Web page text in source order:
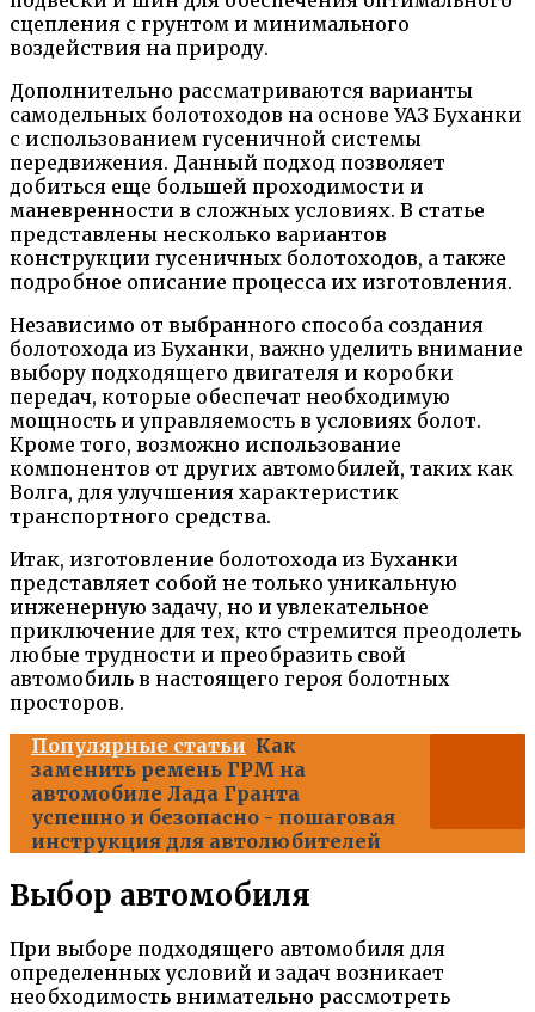
сцепления с грунтом и минимального
воздействия на природу.
Дополнительно рассматриваются варианты
самодельных болотоходов на основе УАЗ Буханки
с использованием гусеничной системы
передвижения. Данный подход позволяет
добиться еще большей проходимости и
маневренности в сложных условиях. В статье
представлены несколько вариантов
конструкции гусеничных болотоходов, а также
подробное описание процесса их изготовления.
Независимо от выбранного способа создания
болотохода из Буханки, важно уделить внимание
выбору подходящего двигателя и коробки
передач, которые обеспечат необходимую
мощность и управляемость в условиях болот.
Кроме того, возможно использование
компонентов от других автомобилей, таких как
Волга, для улучшения характеристик
транспортного средства.
Итак, изготовление болотохода из Буханки
представляет собой не только уникальную
инженерную задачу, но и увлекательное
приключение для тех, кто стремится преодолеть
любые трудности и преобразить свой
автомобиль в настоящего героя болотных
просторов.
Популярные статьи Как
заменить ремень ГРМ на
автомобиле Лада Гранта
успешно и безопасно - пошаговая
инструкция для автолюбителей
Выбор автомобиля
При выборе подходящего автомобиля для
определенных условий и задач возникает
необходимость внимательно рассмотреть